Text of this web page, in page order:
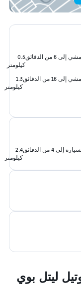
6 من الدقائق
0.5
كيلومتر
16 من الدقائق
1.3
كيلومتر
إلى 4 من الدقائق
2.4
كيلومتر
ليتل بوي